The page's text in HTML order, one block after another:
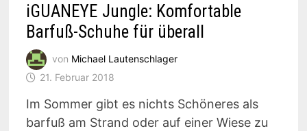
iGUANEYE Jungle: Komfortable
Barfuß-Schuhe für überall
von Michael Lautenschlager
21. Februar 2018
Im Sommer gibt es nichts Schöneres als
barfuß am Strand oder auf einer Wiese zu